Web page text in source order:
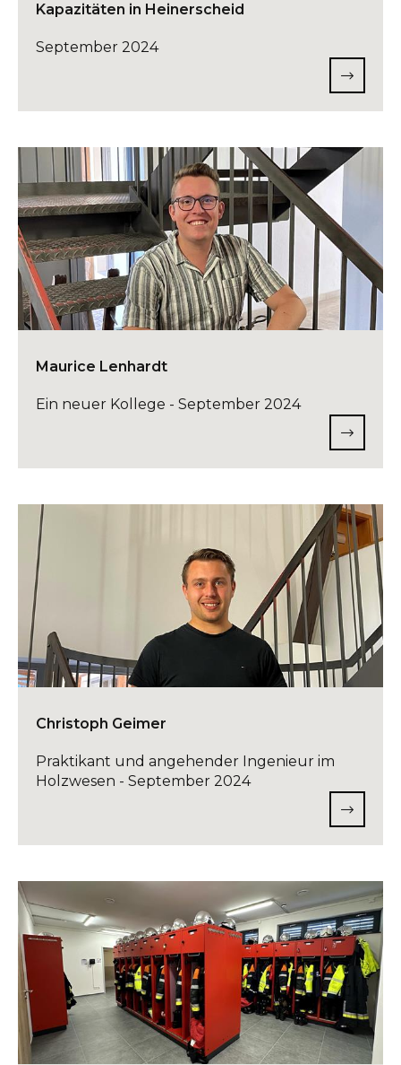
Kapazitäten in Heinerscheid
September 2024
Maurice Lenhardt
Ein neuer Kollege - September 2024
Christoph Geimer
Praktikant und angehender Ingenieur im
Holzwesen - September 2024